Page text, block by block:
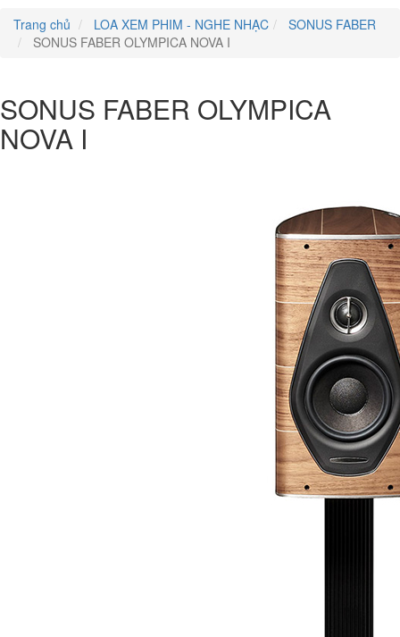
Trang chủ
LOA XEM PHIM - NGHE NHẠC
SONUS FABER
SONUS FABER OLYMPICA NOVA I
SONUS FABER OLYMPICA
NOVA I